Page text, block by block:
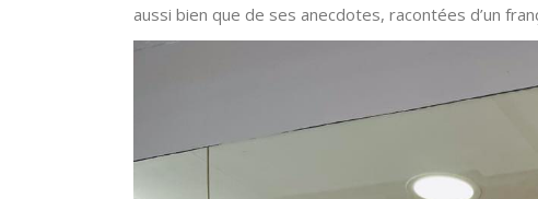
aussi bien que de ses anecdotes, racontées d’un